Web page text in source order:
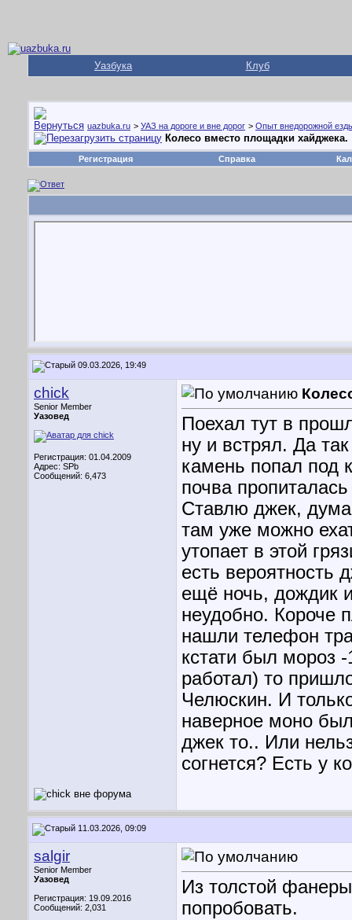
Уазбука Клуб
uazbuka.ru > УАЗ на дороге и вне дорог > Опыт внедорожной
Колесо вместо площадки хайджека.
Регистрация Справка
09.03.2026, 19:49
chick
Senior Member
Уазовед
Регистрация: 01.04.2009
Адрес: SPb
Сообщений: 6,473
Поехал тут в
ну и встрял. Да
камень попал под
почва
Ставлю джек,
там уже можно
утопает в этой
есть вероятность
ещё ночь, дождик
неудобно. Короче
нашли телефон
кстати был мороз
работал) то
Челюскин. И
наверное моно
джек то.. Или
согнется? Есть у
11.03.2026, 09:09
salgir
Senior Member
Уазовед
Регистрация: 19.09.2016
Сообщений: 2,031
Из толстой
попробовать.